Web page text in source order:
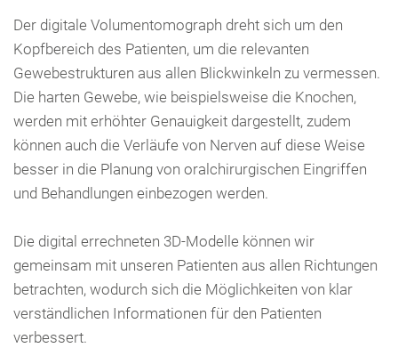
Der digitale Volumentomograph dreht sich um den
Kopfbereich des Patienten, um die relevanten
Gewebestrukturen aus allen Blickwinkeln zu vermessen.
Die harten Gewebe, wie beispielsweise die Knochen,
werden mit erhöhter Genauigkeit dargestellt, zudem
können auch die Verläufe von Nerven auf diese Weise
besser in die Planung von oralchirurgischen Eingriffen
und Behandlungen einbezogen werden.
Die digital errechneten 3D-Modelle können wir
gemeinsam mit unseren Patienten aus allen Richtungen
betrachten, wodurch sich die Möglichkeiten von klar
verständlichen Informationen für den Patienten
verbessert.